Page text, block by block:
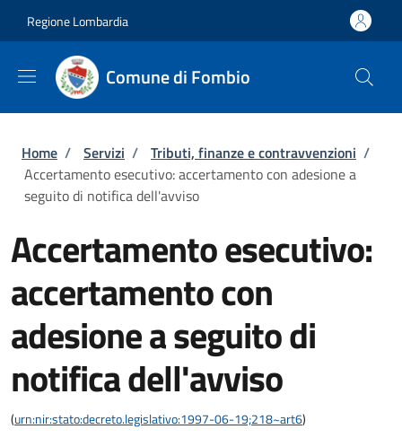
Regione Lombardia
Comune di Fombio
Briciole di pane
Home / Servizi / Tributi, finanze e contravvenzioni /
Accertamento esecutivo: accertamento con adesione a
seguito di notifica dell'avviso
Accertamento esecutivo:
accertamento con
adesione a seguito di
notifica dell'avviso
(urn:nir:stato:decreto.legislativo:1997-06-19;218~art6)